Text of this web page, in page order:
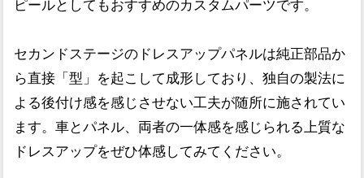
ピールとしてもおすすめのカスタムパーツです。
セカンドステージのドレスアップパネルは純正部品か
ら直接「型」を起こして成形しており、独自の製法に
よる後付け感を感じさせない工夫が随所に施されてい
ます。車とパネル、両者の一体感を感じられる上質な
ドレスアップをぜひ体感してみてください。